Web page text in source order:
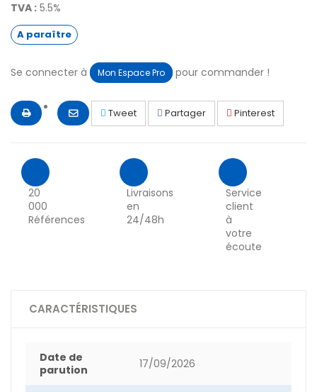
TVA : 5.5%
A paraître
Se connecter à Mon Espace Pro pour commander !
Tweet Partager Pinterest
20
000
Références
Livraisons
en
24/48h
Service
client
à
votre
écoute
CARACTÉRISTIQUES
Date de
parution
17/09/2026